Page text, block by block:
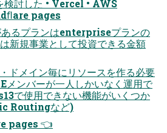
検討した • Vercel • AWS
pages
るプランはenterpriseプランの
新規事業として投資できる金額
メイン毎にリソースを作る必要
メンバーが一人しかいなく運用で
で使用できない機能がいくつか
Routingなど)
pages 👈